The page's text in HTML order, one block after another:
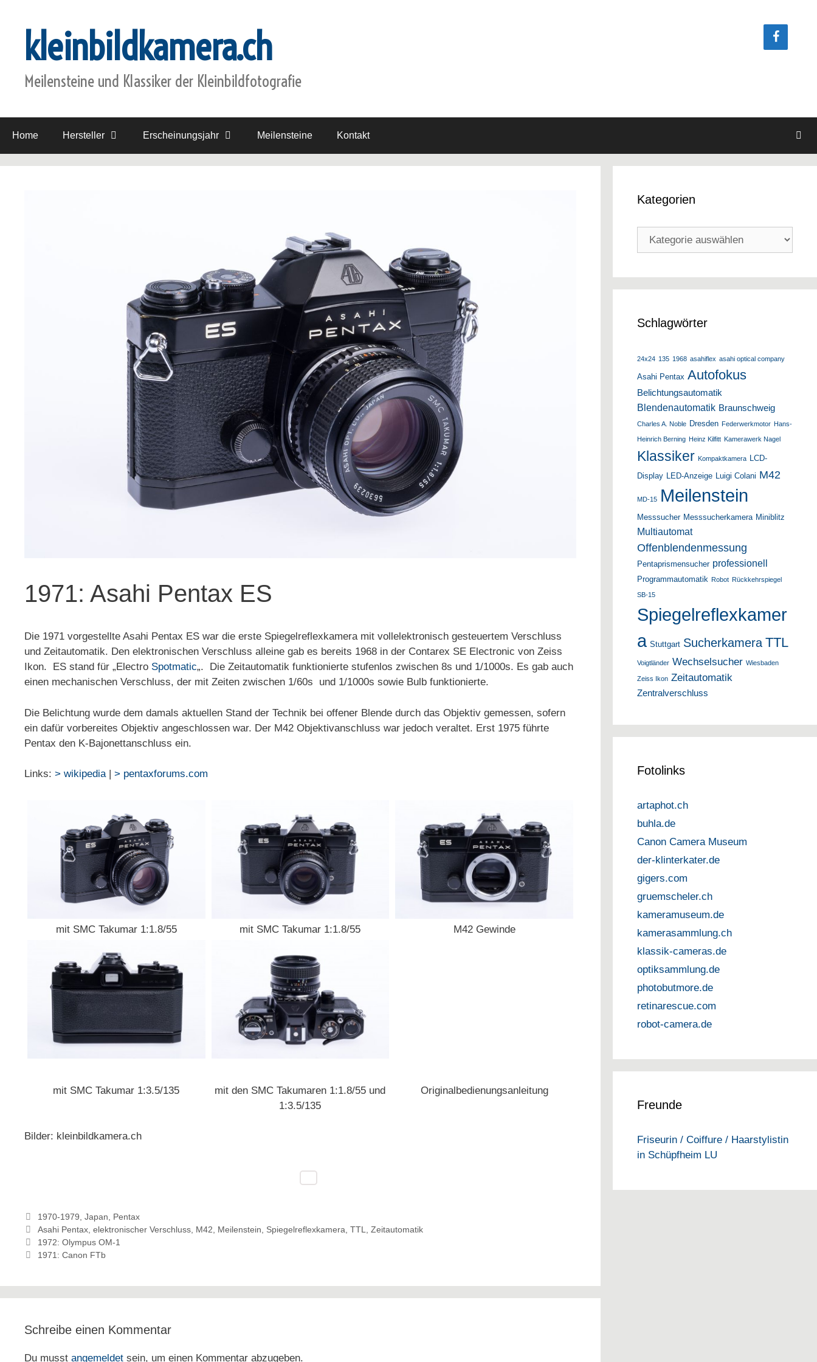
springenkleinbildkamera.ch
Meilensteine und Klassiker der Kleinbildfotografie
Home Hersteller Erscheinungsjahr Meilensteine Kontakt
1971: Asahi Pentax ES
Die 1971 vorgestellte Asahi Pentax ES war die erste Spiegelreflexkamera mit vollelektronisch gesteuertem Verschluss
und Zeitautomatik. Den elektronischen Verschluss alleine gab es bereits 1968 in der Contarex SE Electronic von Zeiss
Ikon. ES stand für „Electro Spotmatic„. Die Zeitautomatik funktionierte stufenlos zwischen 8s und 1/1000s. Es gab auch
einen mechanischen Verschluss, der mit Zeiten zwischen 1/60s und 1/1000s sowie Bulb funktionierte.
Die Belichtung wurde dem damals aktuellen Stand der Technik bei offener Blende durch das Objektiv gemessen, sofern
ein dafür vorbereites Objektiv angeschlossen war. Der M42 Objektivanschluss war jedoch veraltet. Erst 1975 führte
Pentax den K-Bajonettanschluss ein.
Links: > wikipedia| > pentaxforums.com
mit SMC Takumar 1:1.8/55 mit SMC Takumar 1:1.8/55 M42 Gewinde
mit SMC Takumar 1:3.5/135
mit den SMC Takumaren 1:1.8/55 und
1:3.5/135
Originalbedienungsanleitung
Bilder: kleinbildkamera.ch
Kategorien
1970-1979 Japan
Pentax
Schlagwörter
Asahi Pentax, elektronischer Verschluss, M42 Meilenstein Spiegelreflexkamera TTL
Zeitautomatik
1972: Olympus OM-1
1971: Canon FTb
Schreibe einen Kommentar
Du musst angemeldet sein, um einen Kommentar abzugeben.
Kategorien
Kategorien
Schlagwörter
24x24 135 1968 asahiflex asahi optical company
Asahi Pentax Autofokus
Belichtungsautomatik
Blendenautomatik Braunschweig
Charles A. Noble Dresden Federwerkmotor Hans-
Heinrich Berning Heinz Kilfitt Kamerawerk Nagel
Klassiker Kompaktkamera LCD-
Display LED-Anzeige Luigi Colani M42
MD-15 Meilenstein
Messsucher Messsucherkamera Miniblitz
Multiautomat
Offenblendenmessung
Pentaprismensucher professionell
Programmautomatik Robot Rückkehrspiegel
SB-15
Spiegelreflexkamer
a Stuttgart Sucherkamera TTL
Voigtländer Wechselsucher Wiesbaden
Zeiss Ikon Zeitautomatik
Zentralverschluss
Fotolinks
artaphot.ch
buhla.de
Canon Camera Museum
der-klinterkater.de
gigers.com
gruemscheler.ch
kameramuseum.de
kamerasammlung.ch
klassik-cameras.de
optiksammlung.de
photobutmore.de
retinarescue.com
robot-camera.de
Freunde
Friseurin / Coiffure / Haarstylistin
in Schüpfheim LU